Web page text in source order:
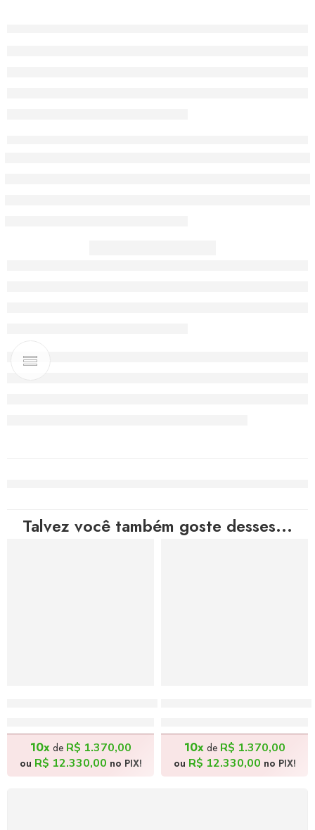
Talvez você também goste desses...
10xde R$ 1.370,00
ou R$ 12.330,00 no PIX!
10xde R$ 1.370,00
ou R$ 12.330,00 no PIX!